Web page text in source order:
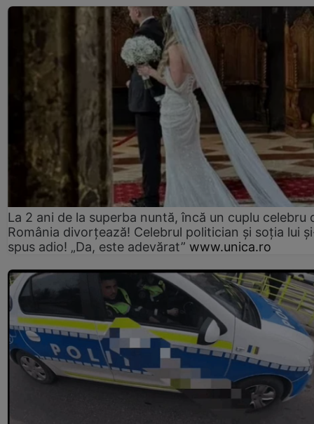
La 2 ani de la superba nuntă, încă un cuplu celebru
România divorțează! Celebrul politician și soția lui
spus adio! „Da, este adevărat” www.unica.ro